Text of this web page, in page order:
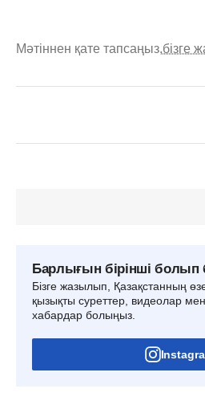
Мәтіннен қате тапсаңыз,бізге
Барлығын бірінші болып
Бізге жазылып, Қазақстанның
қызықты суреттер, видеолар
хабардар болыңыз.